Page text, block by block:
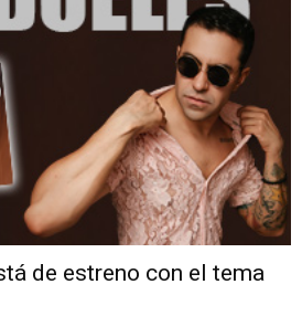
de estreno con el tema